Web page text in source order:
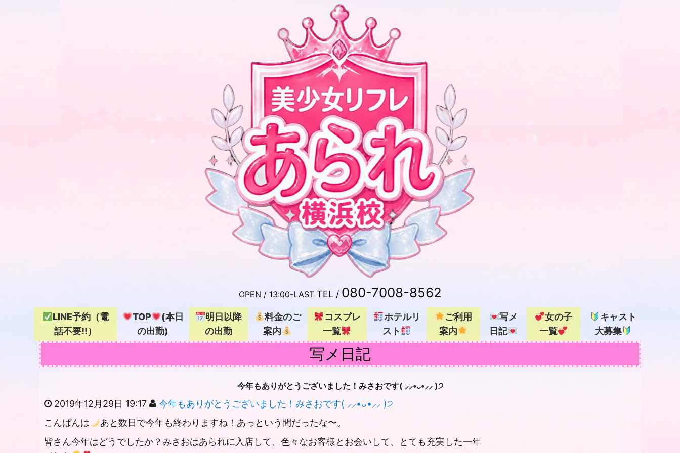
OPEN / 13:00-LAST TEL / 080-7008-8562
LINE予約（電
話不要!!）
TOP
(本日
の出勤)
明日以降
の出勤
料金のご
案内
コスプレ
一覧
ホテルリ
スト
ご利用
案内
写メ
日記
女の子
一覧
キャスト
大募集
写メ日記
今年もありがとうございました！みさおです( ⸝⸝•ᴗ•⸝⸝ )੭
2019年12月29日 19:17
今年もありがとうございました！みさおです( ⸝⸝•ᴗ•⸝⸝ )੭
こんばんは
あと数日で今年も終わりますね！あっという間だったな〜。
皆さん今年はどうでしたか？みさおはあられに入店して、色々なお客様とお会いして、とても充実した一年